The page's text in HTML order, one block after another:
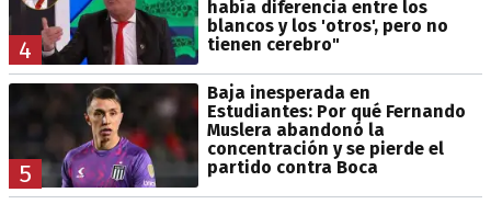
4
había diferencia entre los
blancos y los 'otros', pero no
tienen cerebro"
5
Baja inesperada en
Estudiantes: Por qué Fernando
Muslera abandonó la
concentración y se pierde el
partido contra Boca